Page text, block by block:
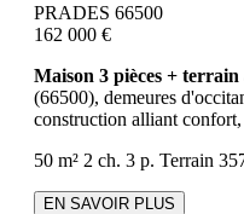
PRADES 66500
162 000 €
Maison 3 pièces + terrain
(66500), demeures
construction alliant
50 m² 2 ch. 3 p. Terrain
EN SAVOIR PLUS